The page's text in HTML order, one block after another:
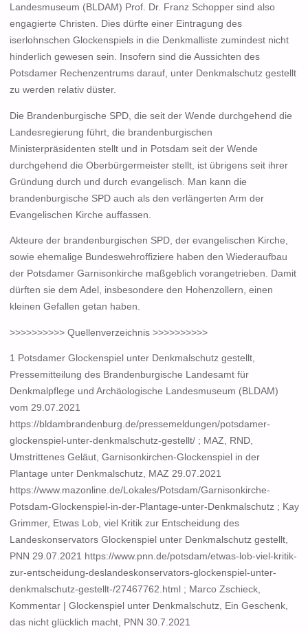
Landesmuseum (BLDAM) Prof. Dr. Franz Schopper sind also
engagierte Christen. Dies dürfte einer Eintragung des
iserlohnschen Glockenspiels in die Denkmalliste zumindest nicht
hinderlich gewesen sein. Insofern sind die Aussichten des
Potsdamer Rechenzentrums darauf, unter Denkmalschutz gestellt
zu werden relativ düster.
Die Brandenburgische SPD, die seit der Wende durchgehend die
Landesregierung führt, die brandenburgischen
Ministerpräsidenten stellt und in Potsdam seit der Wende
durchgehend die Oberbürgermeister stellt, ist übrigens seit ihrer
Gründung durch und durch evangelisch. Man kann die
brandenburgische SPD auch als den verlängerten Arm der
Evangelischen Kirche auffassen.
Akteure der brandenburgischen SPD, der evangelischen Kirche,
sowie ehemalige Bundeswehroffiziere haben den Wiederaufbau
der Potsdamer Garnisonkirche maßgeblich vorangetrieben. Damit
dürften sie dem Adel, insbesondere den Hohenzollern, einen
kleinen Gefallen getan haben.
>>>>>>>>>> Quellenverzeichnis >>>>>>>>>>
1 Potsdamer Glockenspiel unter Denkmalschutz gestellt,
Pressemitteilung des Brandenburgische Landesamt für
Denkmalpflege und Archäologische Landesmuseum (BLDAM)
vom 29.07.2021
https://bldambrandenburg.de/pressemeldungen/potsdamer-
glockenspiel-unter-denkmalschutz-gestellt/ ; MAZ, RND,
Umstrittenes Geläut, Garnisonkirchen-Glockenspiel in der
Plantage unter Denkmalschutz, MAZ 29.07.2021
https://www.mazonline.de/Lokales/Potsdam/Garnisonkirche-
Potsdam-Glockenspiel-in-der-Plantage-unter-Denkmalschutz ; Kay
Grimmer, Etwas Lob, viel Kritik zur Entscheidung des
Landeskonservators Glockenspiel unter Denkmalschutz gestellt,
PNN 29.07.2021 https://www.pnn.de/potsdam/etwas-lob-viel-kritik-
zur-entscheidung-deslandeskonservators-glockenspiel-unter-
denkmalschutz-gestellt-/27467762.html ; Marco Zschieck,
Kommentar | Glockenspiel unter Denkmalschutz, Ein Geschenk,
das nicht glücklich macht, PNN 30.7.2021